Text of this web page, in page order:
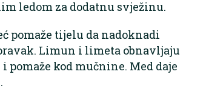
ledom za dodatnu svježinu.
pomaže tijelu da nadoknadi
Limun i limeta obnavljaju
kod mučnine. Med daje